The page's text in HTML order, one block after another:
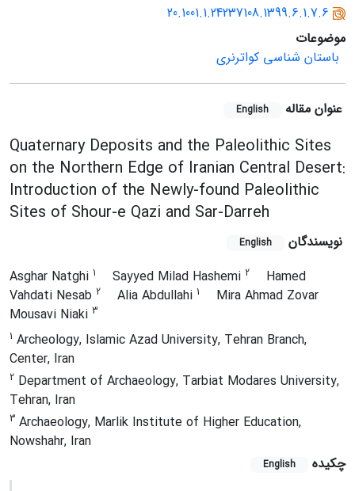
20.1001.1.24237108.1399.6.1.7.6
موضوعات
باستان شناسی کواترنری
عنوان مقاله English
Quaternary Deposits and the Paleolithic Sites
on the Northern Edge of Iranian Central Desert:
Introduction of the Newly-found Paleolithic
Sites of Shour-e Qazi and Sar-Darreh
نویسندگان English
Asghar Natghi 1 Sayyed Milad Hashemi 2
Hamed
Vahdati Nesab 2 Alia Abdullahi 1
Mira Ahmad Zovar
Mousavi Niaki 3
1 Archeology, Islamic Azad University, Tehran Branch,
Center, Iran
2 Department of Archaeology, Tarbiat Modares University,
Tehran, Iran
3 Archaeology, Marlik Institute of Higher Education,
Nowshahr, Iran
چکیده
English